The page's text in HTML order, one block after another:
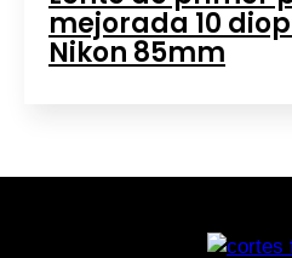
mejorada 10
Nikon 85mm